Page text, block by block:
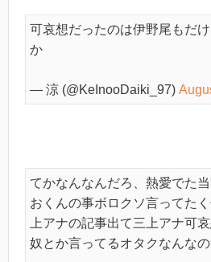
可哀想だったのは伊野尾もだ
か
— 涼 (@KeInooDaiki_97)
てかなんなんだろ、熱愛でた
おくんの事ボロクソ言ってた
上アナの記事出て三上アナ可
奴とか言ってるオタクなんな